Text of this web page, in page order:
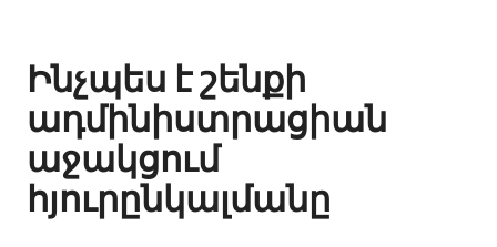
Ինչպես է շենքի
ադմինիստրացիան
աջակցում
հյուրընկալմանը